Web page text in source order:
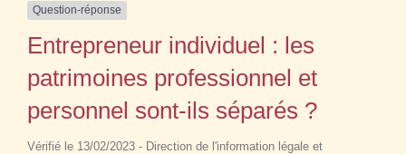
Question-réponse
Entrepreneur individuel : les
patrimoines professionnel et
personnel sont-ils séparés ?
Vérifié le 13/02/2023 - Direction de l'information légale et